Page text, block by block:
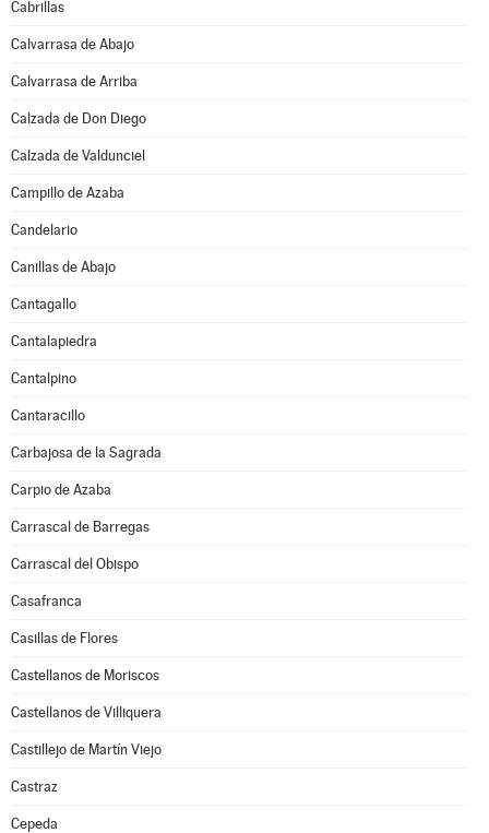
Cabrillas
Calvarrasa de Abajo
Calvarrasa de Arriba
Calzada de Don Diego
Calzada de Valdunciel
Campillo de Azaba
Candelario
Canillas de Abajo
Cantagallo
Cantalapiedra
Cantalpino
Cantaracillo
Carbajosa de la Sagrada
Carpio de Azaba
Carrascal de Barregas
Carrascal del Obispo
Casafranca
Casillas de Flores
Castellanos de Moriscos
Castellanos de Villiquera
Castillejo de Martín Viejo
Castraz
Cepeda